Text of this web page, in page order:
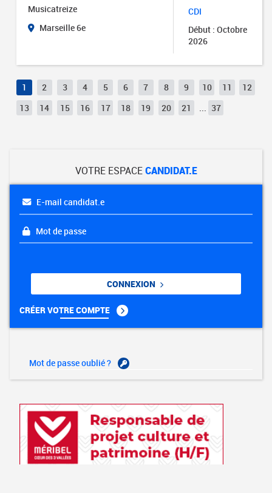
Musicatreize
Marseille 6e
CDI
Début : Octobre
2026
1 2 3 4 5 6 7 8 9 10 11
12
13
14 15 16 17 18 19 20 21 37
VOTRE ESPACECANDIDAT.E
E-mail candidat.e
Mot de passe
CONNEXION
CRÉER VOTRE COMPTE
Mot de passe oublié ?